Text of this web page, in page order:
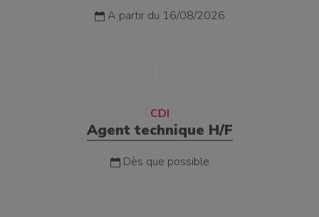
A partir du 16/08/2026
CDI
Agent technique H/F
Dès que possible